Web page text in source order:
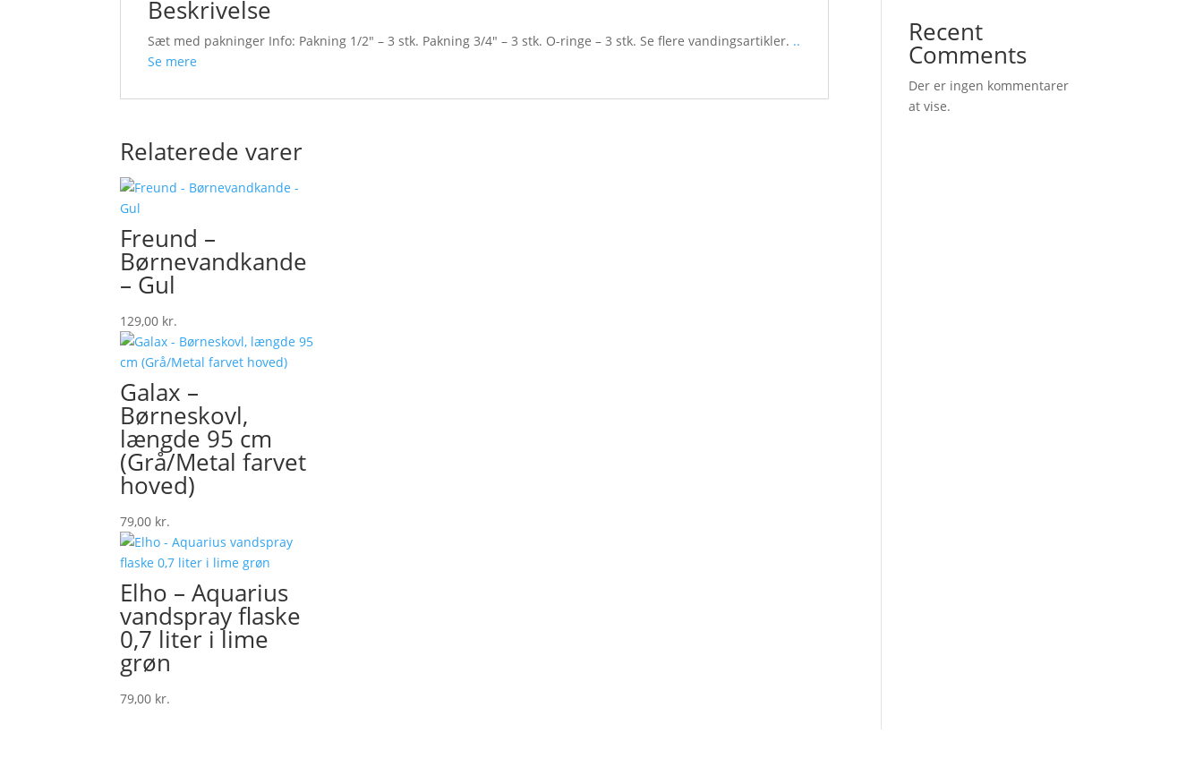
Beskrivelse
Sæt med pakninger Info: Pakning 1/2″ – 3 stk. Pakning 3/4″ – 3 stk. O-ringe – 3 stk. Se flere vandingsartikler. ..
Se mere
Relaterede varer
Freund –
Børnevandkande
– Gul
129,00 kr.
Galax –
Børneskovl,
længde 95 cm
(Grå/Metal farvet
hoved)
79,00 kr.
Elho – Aquarius
vandspray flaske
0,7 liter i lime
grøn
79,00 kr.
Recent
Comments
Der er ingen kommentarer
at vise.